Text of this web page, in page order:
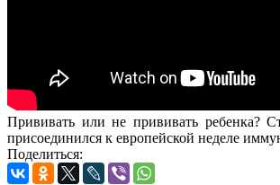
Прививать или не прививать ребенка?
присоединился к европейской неделе
Поделиться: